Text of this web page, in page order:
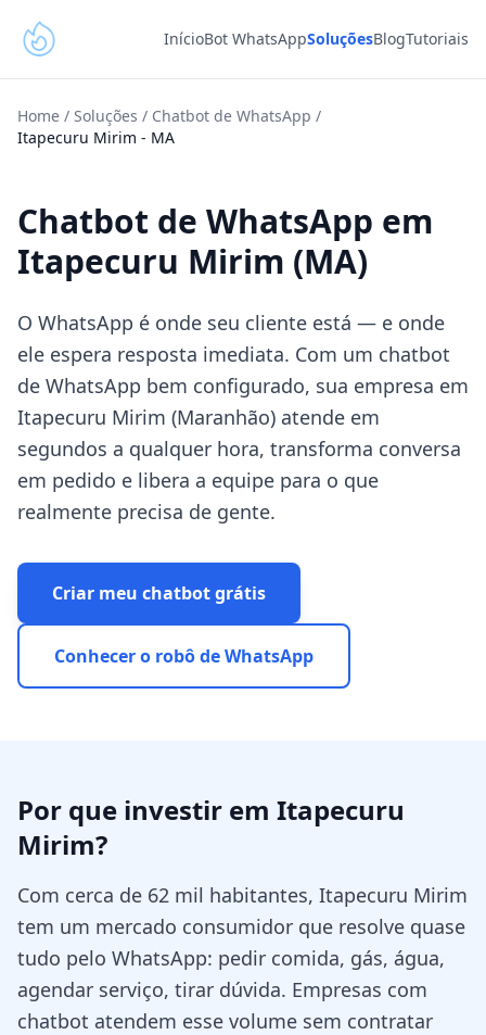
InícioBot WhatsAppSoluçõesBlogTutoriais
Home / Soluções / Chatbot de WhatsApp /
Itapecuru Mirim - MA
Chatbot de WhatsApp em
Itapecuru Mirim (MA)
O WhatsApp é onde seu cliente está — e onde
ele espera resposta imediata. Com um chatbot
de WhatsApp bem configurado, sua empresa em
Itapecuru Mirim (Maranhão) atende em
segundos a qualquer hora, transforma conversa
em pedido e libera a equipe para o que
realmente precisa de gente.
Criar meu chatbot grátis
Conhecer o robô de WhatsApp
Por que investir em Itapecuru
Mirim?
Com cerca de 62 mil habitantes, Itapecuru Mirim
tem um mercado consumidor que resolve quase
tudo pelo WhatsApp: pedir comida, gás, água,
agendar serviço, tirar dúvida. Empresas com
chatbot atendem esse volume sem contratar